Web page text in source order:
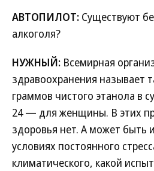
АВТОПИЛОТ: Существуют
алкоголя?
НУЖНЫЙ: Всемирная
здравоохранения называет
граммов чистого этанола в
24 — для женщины. В этих
здоровья нет. А может быть
условиях постоянного
климатического, какой